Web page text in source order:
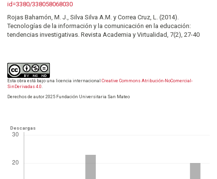
id=3380/338058068030
Rojas Bahamón, M. J., Silva Silva A.M. y Correa Cruz, L. (2014).
Tecnologías de la información y la comunicación en la educación:
tendencias investigativas. Revista Academia y Virtualidad, 7(2), 27-40
Esta obra está bajo una licencia internacional Creative Commons Atribución-NoComercial-
SinDerivadas 4.0.
Derechos de autor 2025 Fundación Universitaria San Mateo
Descargas